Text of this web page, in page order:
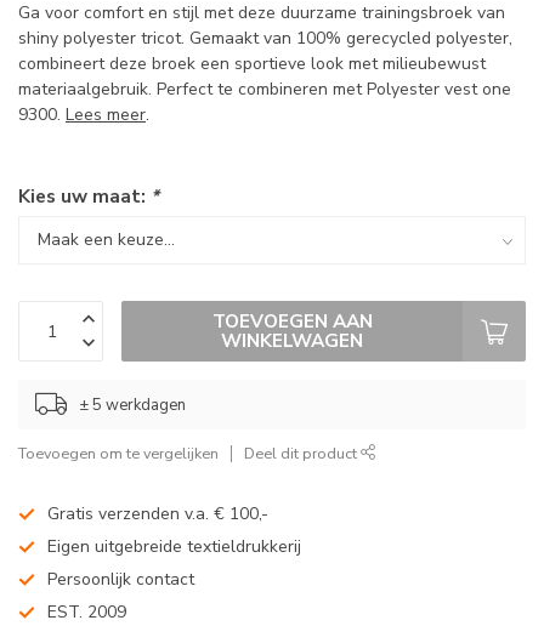
Ga voor comfort en stijl met deze duurzame trainingsbroek van
shiny polyester tricot. Gemaakt van 100% gerecycled polyester,
combineert deze broek een sportieve look met milieubewust
materiaalgebruik. Perfect te combineren met Polyester vest one
9300. Lees meer.
Kies uw maat: *
TOEVOEGEN AAN
WINKELWAGEN
± 5 werkdagen
Toevoegen om te vergelijken Deel dit product
Gratis verzenden v.a. € 100,-
Eigen uitgebreide textieldrukkerij
Persoonlijk contact
EST. 2009